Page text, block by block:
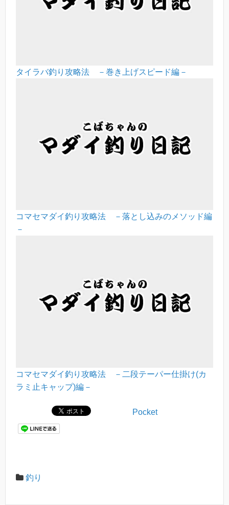
タイラバ釣り攻略法 －巻き上げスピード編－
コマセマダイ釣り攻略法 －落とし込みのメソッド編
－
コマセマダイ釣り攻略法 －二段テーパー仕掛け(カ
ラミ止キャップ)編－
Pocket
釣り